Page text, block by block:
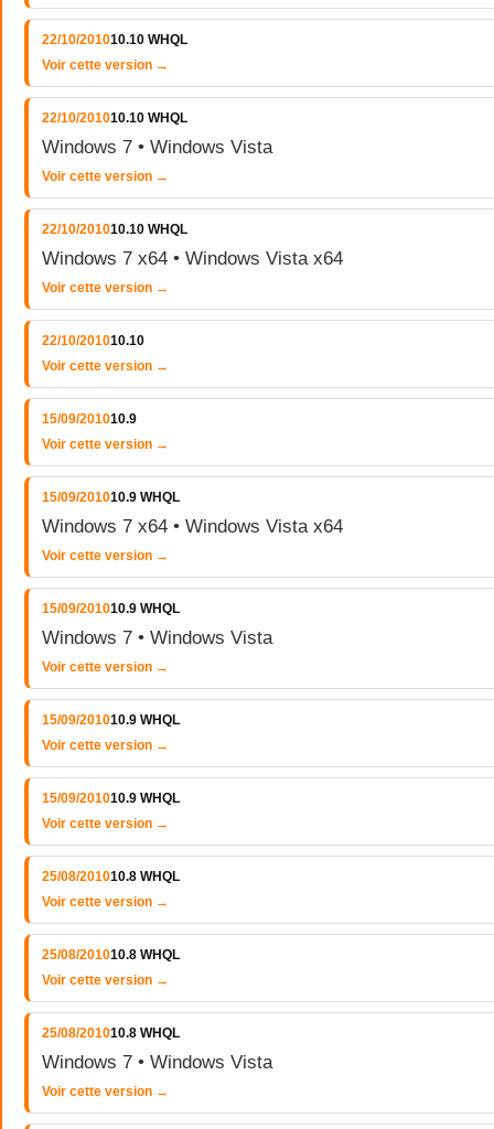
22/10/201010.10 WHQL
Voir cette version →
22/10/201010.10 WHQL
Windows 7 • Windows Vista
Voir cette version →
22/10/201010.10 WHQL
Windows 7 x64 • Windows Vista x64
Voir cette version →
22/10/201010.10
Voir cette version →
15/09/201010.9
Voir cette version →
15/09/201010.9 WHQL
Windows 7 x64 • Windows Vista x64
Voir cette version →
15/09/201010.9 WHQL
Windows 7 • Windows Vista
Voir cette version →
15/09/201010.9 WHQL
Voir cette version →
15/09/201010.9 WHQL
Voir cette version →
25/08/201010.8 WHQL
Voir cette version →
25/08/201010.8 WHQL
Voir cette version →
25/08/201010.8 WHQL
Windows 7 • Windows Vista
Voir cette version →